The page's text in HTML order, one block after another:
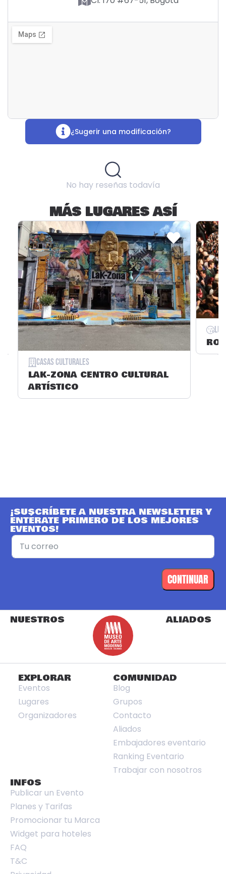
¿Sugerir una modificación?
No hay reseñas todavía
MÁS LUGARES ASÍ
Casas Culturales
LAK-ZONA CENTRO CULTURAL
ARTÍSTICO
¡SUSCRÍBETE A NUESTRA NEWSLETTER Y
ENTÉRATE PRIMERO DE LOS MEJORES
EVENTOS!
CONTINUAR
NUESTROS ALIADOS
EXPLORAR
Eventos
Lugares
Organizadores
COMUNIDAD
Blog
Grupos
Contacto
Aliados
Embajadores eventario
Ranking Eventario
Trabajar con nosotros
INFOS
Publicar un Evento
Planes y Tarifas
Promocionar tu Marca
Widget para hoteles
FAQ
T&C